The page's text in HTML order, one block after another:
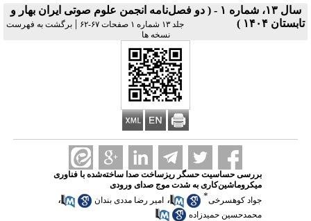
سال ۱۳، شماره ۱ - ( دو فصل‌نامه انجمن علوم صوتی ايران بهار و
تابستان ۱۴۰۴ )
جلد ۱۳ شماره ۱ صفحات ۶۷-۶۲ | برگشت به فهرست
نسخه ها
بررسی حساسیت حسگر ریزساخت صدا ساخته‌شده با فناوری
میکروماشین‌کاری به شدت موج صدای ورودی
جواد کوهسرخی* ، امیر رضا مددی بندان ،
محمدحسین حمیدزاده